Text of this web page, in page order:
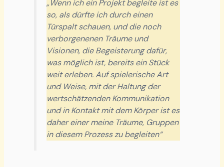
„Wenn ich ein Projekt begleite ist es
so, als dürfte ich durch einen
Türspalt schauen, und die noch
verborgenenen Träume und
Visionen, die Begeisterung dafür,
was möglich ist, bereits ein Stück
weit erleben. Auf spielerische Art
und Weise, mit der Haltung der
wertschätzenden Kommunikation
und in Kontakt mit dem Körper ist es
daher einer meine Träume, Gruppen
in diesem Prozess zu begleiten“